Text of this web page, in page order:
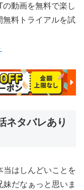
動画を無料で楽し
料トライアルを試
ネタバレあり
当はしんどいことを
だなぁっと思いま